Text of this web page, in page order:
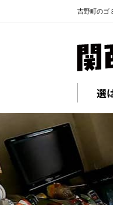
吉野町のゴ
選